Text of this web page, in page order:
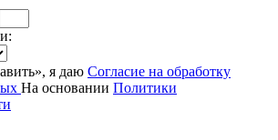
я даю Согласие на обработку
На основании Политики